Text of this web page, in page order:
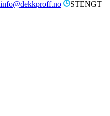
info@dekkproff.no
STENGT